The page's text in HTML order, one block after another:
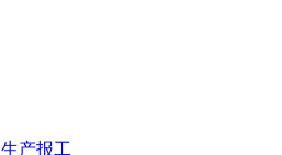
生产报工